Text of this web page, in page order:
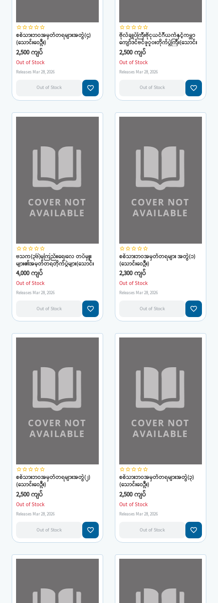
star_borderstar_borderstar_borderstar_borderstar_border
စစ်သားဘဝအမှတ်တရများအတွဲ(၄)
(သောင်းဝေဦး)
2,500 ကျပ်
Out of Stock
Releases Mar 28, 2026
Out of Stock favorite_border
star_borderstar_borderstar_borderstar_borderstar_border
ဗိုလ်ချုပ်ကြီးဗိုငုယင်ဂီယက်နှင့်ကမ္ဘာ
ကျော်ဒင်ဗင်ဖူူးတိုက်ပွဲကြီး(သောင်း
ဝေဦး)
2,500 ကျပ်
Out of Stock
Releases Mar 28, 2026
Out of Stock favorite_border
star_borderstar_borderstar_borderstar_borderstar_border
ဗသက(၃၆)မှကြည်း၊ရေ၊လေ တပ်မှူး
များ၏အမှတ်တရတိုက်ပွဲများ(သောင်း
ဝေဦး)
4,000 ကျပ်
Out of Stock
Releases Mar 28, 2026
Out of Stock favorite_border
star_borderstar_borderstar_borderstar_borderstar_border
စစ်သားဘဝအမှတ်တရများ အတွဲ(၁)
(သောင်းဝေဦး)
2,300 ကျပ်
Out of Stock
Releases Mar 28, 2026
Out of Stock favorite_border
star_borderstar_borderstar_borderstar_borderstar_border
စစ်သားဘဝအမှတ်တရများအတွဲ(၂)
(သောင်းဝေဦး)
2,500 ကျပ်
Out of Stock
Releases Mar 28, 2026
Out of Stock favorite_border
star_borderstar_borderstar_borderstar_borderstar_border
စစ်သားဘဝအမှတ်တရများအတွဲ(၃)
(သောင်းဝေဦး)
2,500 ကျပ်
Out of Stock
Releases Mar 28, 2026
Out of Stock favorite_border